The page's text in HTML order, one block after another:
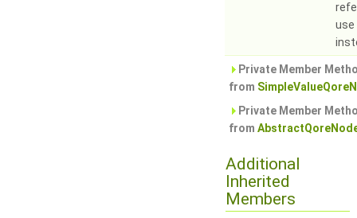
use
Private Member
from
Private Member
from
Additional
Inherited
Members